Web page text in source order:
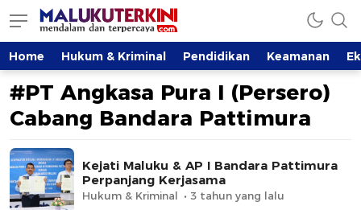
MalukuTerkini.com
Terkini, Mendalam dan Terpercaya
Home Hukum & Kriminal Pendidikan Keamanan
#PT Angkasa Pura I (Persero)
Cabang Bandara Pattimura
Kejati Maluku & AP I Bandara Pattimura
Perpanjang Kerjasama
Hukum & Kriminal 3 tahun yang lalu